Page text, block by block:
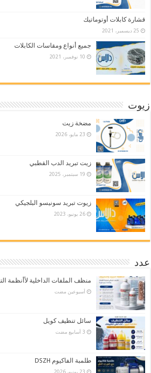
قشارة كابلات أوتوماتيك
25 ديسمبر، 2021
جميع أنواع ومقاسات الكابلات
10 نوفمبر، 2021
زيوت
مضخة زيت
23 مايو، 2026
زيت تبريد الدب القطبي
19 سبتمبر، 2025
زيوت تبريد سونيسو البلجيكي
26 يونيو، 2023
عدد
منظف الملفات الداخلية لأأنظمة
‏أسبوعين مضت
سائل تنظيف كويل
طلمبة الفاكيوم DSZH
23 يونيو، 2026